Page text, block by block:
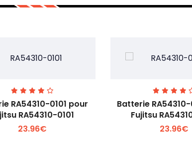
Voir plus +
RA54310-0101 pour
RA54310-0101
23.96€
Voir plus
Batterie
Fujitsu
23.96€